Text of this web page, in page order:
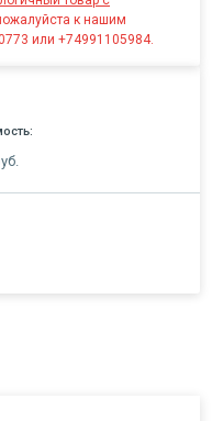
к нашим
или +74991105984.